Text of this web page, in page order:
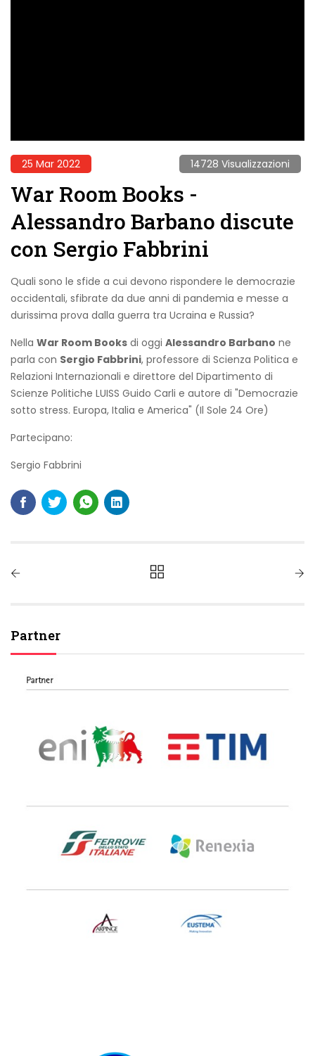
25 Mar 2022 14728 Visualizzazioni
War Room Books -
Alessandro Barbano discute
con Sergio Fabbrini
Quali sono le sfide a cui devono rispondere le democrazie
occidentali, sfibrate da due anni di pandemia e messe a
durissima prova dalla guerra tra Ucraina e Russia?
Nella War Room Books di oggi Alessandro Barbano ne
parla con Sergio Fabbrini, professore di Scienza Politica e
Relazioni Internazionali e direttore del Dipartimento di
Scienze Politiche LUISS Guido Carli e autore di "Democrazie
sotto stress. Europa, Italia e America" (Il Sole 24 Ore)
Partecipano:
Sergio Fabbrini
Partner